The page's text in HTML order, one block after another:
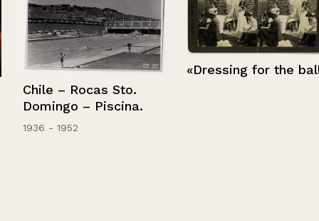
Chile – Rocas Sto.
Domingo – Piscina.
1936 - 1952
«Dressing for the ball»